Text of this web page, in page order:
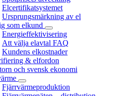
Elcertifikatsystemet
Ursprungsmärkning av el
som elkund
Energieffektivisering
Att välja elavtal FAQ
Kundens elkostnader
& elfordon
och svensk ekonomi
Fjärrvärmeproduktion